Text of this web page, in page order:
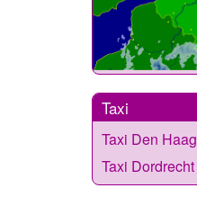
Taxi
Taxi Den Haag
Taxi Dordrecht